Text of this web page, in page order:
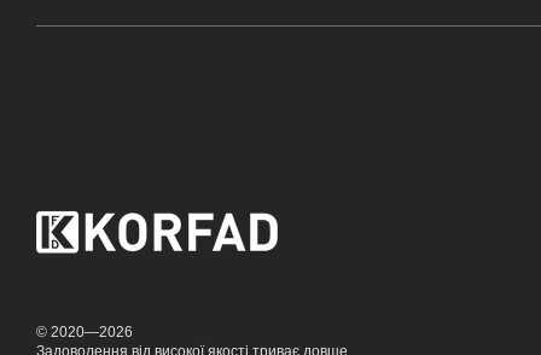
© 2020—2026
Задоволення від високої якості триває довше,